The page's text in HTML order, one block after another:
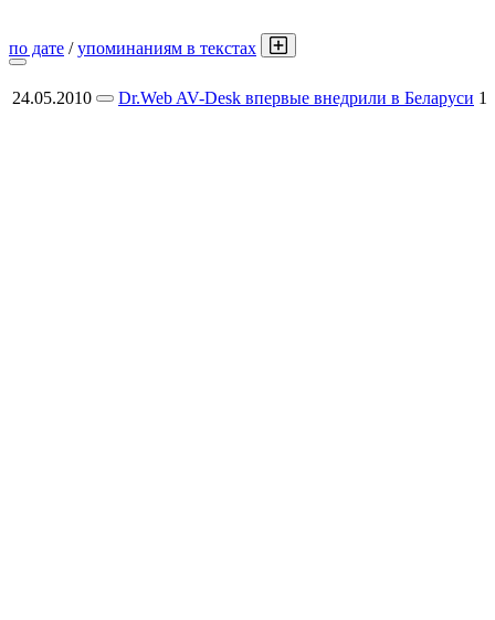
по дате /упоминаниям в текстах
24.05.2010 Dr.Web AV-Desk впервые внедрили в Беларуси 1